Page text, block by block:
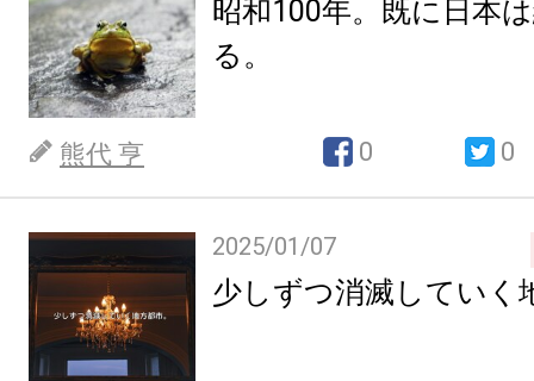
昭和100年。既に日本
る。
熊代 亨 0 0
2025/01/07
少しずつ消滅していく